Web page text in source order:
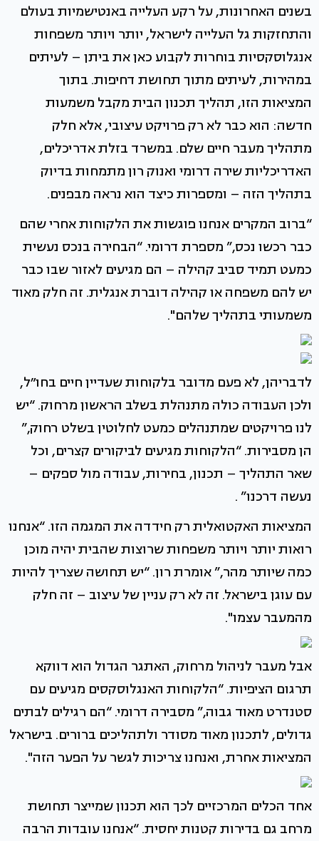
בשנים האחרונות, על רקע העלייה באנטישמיות בעולם
והתחזקות גל העלייה לישראל, יותר ויותר משפחות
אנגלוסקסיות בוחרות לקבוע כאן את ביתן – לעיתים
במהירות, לעיתים מתוך תחושת דחיפות. בתוך
המציאות הזו, תהליך תכנון הבית מקבל משמעות
חדשה: הוא כבר לא רק פרויקט עיצובי, אלא חלק
מתהליך מעבר חיים שלם. במשרד בזלת אדריכלים,
האדריכליות שירה דרומי ואנוק רון מתמחות בדיוק
בתהליך הזה – ומספרות כיצד הוא נראה מבפנים.
“ברוב המקרים אנחנו פוגשות את הלקוחות אחרי שהם
כבר רכשו נכס,” מספרת דרומי. “הבחירה בנכס נעשית
כמעט תמיד סביב קהילה – הם מגיעים לאזור שבו כבר
יש להם משפחה או קהילה דוברת אנגלית. זה חלק מאוד
משמעותי בתהליך שלהם".
לדבריהן, לא פעם מדובר בלקוחות שעדיין חיים בחו״ל,
ולכן העבודה כולה מתנהלת בשלב הראשון מרחוק. “יש
לנו פרויקטים שמתנהלים כמעט לחלוטין בשלט רחוק,”
הן מסבירות. “הלקוחות מגיעים לביקורים קצרים, וכל
שאר התהליך – תכנון, בחירות, עבודה מול ספקים –
נעשה דרכנו” .
המציאות האקטואלית רק חידדה את המגמה הזו. “אנחנו
רואות יותר ויותר משפחות שרוצות שהבית יהיה מוכן
כמה שיותר מהר,” אומרת רון. “יש תחושה שצריך להיות
עם עוגן בישראל. זה לא רק עניין של עיצוב – זה חלק
מהמעבר עצמו".
אבל מעבר לניהול מרחוק, האתגר הגדול הוא דווקא
תרגום הציפיות. “הלקוחות האנגלוסקסים מגיעים עם
סטנדרט מאוד גבוה,” מסבירה דרומי. “הם רגילים לבתים
גדולים, לתכנון מאוד מסודר ולתהליכים ברורים. בישראל
המציאות אחרת, ואנחנו צריכות לגשר על הפער הזה".
אחד הכלים המרכזיים לכך הוא תכנון שמייצר תחושת
מרחב גם בדירות קטנות יחסית. “אנחנו עובדות הרבה